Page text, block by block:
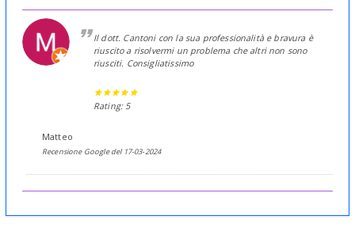
Il dott. Cantoni con la sua professionalità e bravura è
riuscito a risolvermi un problema che altri non sono
riusciti. Consigliatissimo
Rating: 5
Matteo
Recensione Google del 17-03-2024